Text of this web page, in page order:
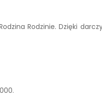
Rodzinie. Dzięki